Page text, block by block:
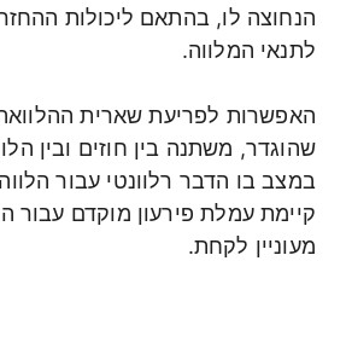
הנחוצה לו, בהתאם ליכולות
לתנאי המלווה.
האפשרות לפריעת שארית
שהוגדר, משתנה בין חוזים ובין
במצב בו הדבר רלוונטי עבור
קיימת עמלת פירעון מוקדם עבור
מעוניין לקחת.